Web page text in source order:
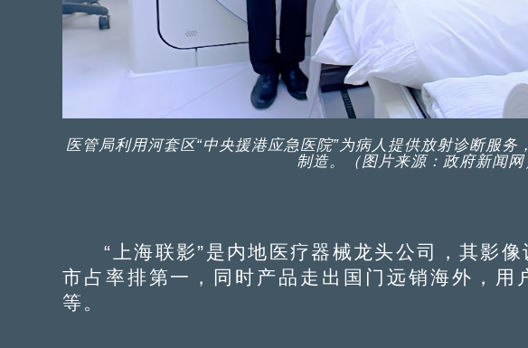
医管局利用河套区“中央援港应急医院”为病人提供放射诊断服
制造。（图片来源：政府新闻网
“上海联影”是内地医疗器械龙头公司，其影像
市占率排第一，同时产品走出国门远销海外，用
等。